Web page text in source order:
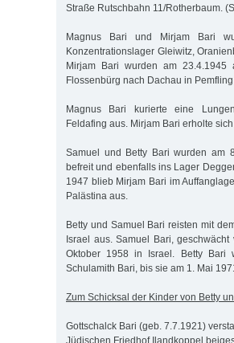
Straße Rutschbahn 11/Rotherbaum.
Magnus Bari und Mirjam Bari
Konzentrationslager Gleiwitz,
Mirjam Bari wurden am 23.4.1945
Flossenbürg nach Dachau in
Magnus Bari kurierte eine
Feldafing aus. Mirjam Bari erholte
Samuel und Betty Bari wurden am
befreit und ebenfalls ins Lager
1947 blieb Mirjam Bari im
Palästina aus.
Betty und Samuel Bari reisten mit
Israel aus. Samuel Bari,
Oktober 1958 in Israel. Betty Bari
Schulamith Bari, bis sie am 1. Mai
Zum Schicksal der Kinder von Betty
Gottschalck Bari (geb. 7.7.1921)
Jüdischen Friedhof Ilandkoppel